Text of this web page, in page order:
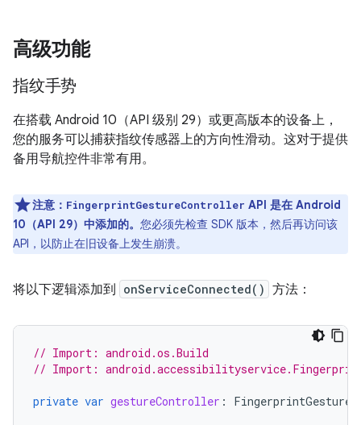
高级功能
指纹手势
在搭载 Android 10（API 级别 29）或更高版本的设备上，
您的服务可以捕获指纹传感器上的方向性滑动。这对于提供
备用导航控件非常有用。
注意： FingerprintGestureController API 是在 Android
10（API 29）中添加的。 您必须先检查 SDK 版本，然后再访问该
API，以防止在旧设备上发生崩溃。
将以下逻辑添加到 onServiceConnected() 方法：
// Import: android.os.Build
// Import:
private var gestureController :